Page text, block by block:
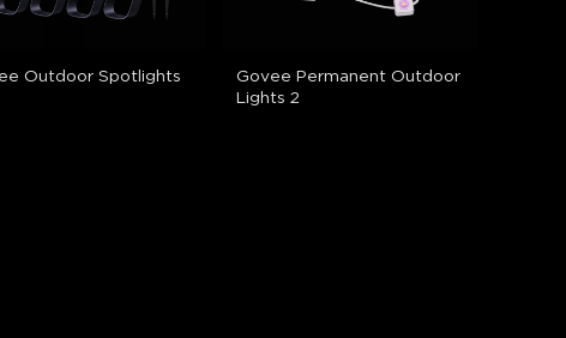
Outdoor Spotlights
Govee Permanent Outdoor
Lights 2